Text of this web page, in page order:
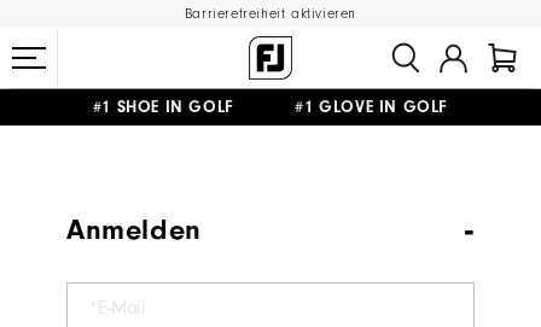
Barrierefreiheit aktivieren
#1 SHOE IN GOLF #1 GLOVE IN GOLF
Anmelden